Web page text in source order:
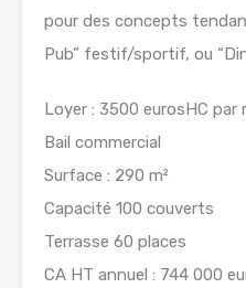
pour des concepts
Pub” festif/sportif, ou
Loyer : 3500 eurosHC par
Bail commercial
Surface : 290 m²
Capacité 100 couverts
Terrasse 60 places
CA HT annuel : 744 000